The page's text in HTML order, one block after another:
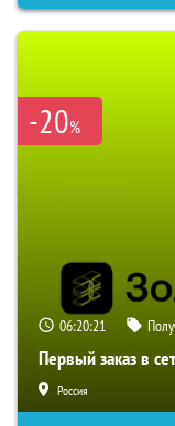
-20%
06:20:19
Первый заказ в
Россия